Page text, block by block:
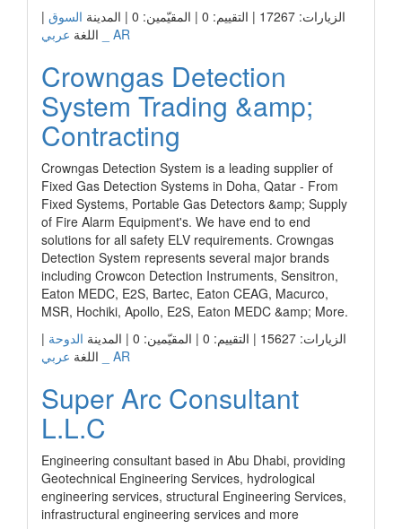
الزيارات: 17267 | التقييم: 0 | المقيّمين: 0 | المدينة
السوق |
اللغة عربي _ AR
Crowngas Detection
System Trading &amp;
Contracting
Crowngas Detection System is a leading supplier of
Fixed Gas Detection Systems in Doha, Qatar - From
Fixed Systems, Portable Gas Detectors &amp; Supply
of Fire Alarm Equipment's. We have end to end
solutions for all safety ELV requirements. Crowngas
Detection System represents several major brands
including Crowcon Detection Instruments, Sensitron,
Eaton MEDC, E2S, Bartec, Eaton CEAG, Macurco,
MSR, Hochiki, Apollo, E2S, Eaton MEDC &amp; More.
الزيارات: 15627 | التقييم: 0 | المقيّمين: 0 | المدينة
الدوحة |
اللغة عربي _ AR
Super Arc Consultant
L.L.C
Engineering consultant based in Abu Dhabi, providing
Geotechnical Engineering Services, hydrological
engineering services, structural Engineering Services,
infrastructural engineering services and more